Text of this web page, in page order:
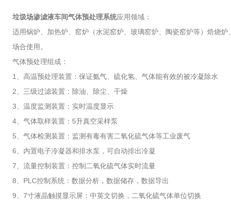
垃圾场渗滤液车间气体预处理系统应用领域：
适用锅炉、加热炉、窑炉（水泥窑炉、玻璃窑炉、陶瓷窑炉等）焙烧
场合使用。
气体预处理组成：
1、高温预处理装置：保证氨气、硫化氢、气体能有效的被冷凝除水
2、三级过滤装置：除油、除尘、干燥
3、温度监测装置：实时温度显示
4、气体取样装置：5升真空采样泵
5、气体检测装置：监测有毒有害二氧化硫气体等工业废气
6、内置电子冷凝器和排水泵，可自动排出冷凝
7、流量控制装置：控制二氧化硫气体实时流量
8、PLC控制系统：数据分析，数据储存，数据导出
9、7寸液晶触摸显示屏：中英文切换，二氧化硫气体单位切换